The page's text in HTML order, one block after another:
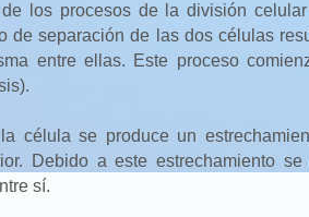
los procesos de la división
de separación de las dos células
entre ellas. Este proceso
célula se produce un
Debido a este estrechamiento
sí.